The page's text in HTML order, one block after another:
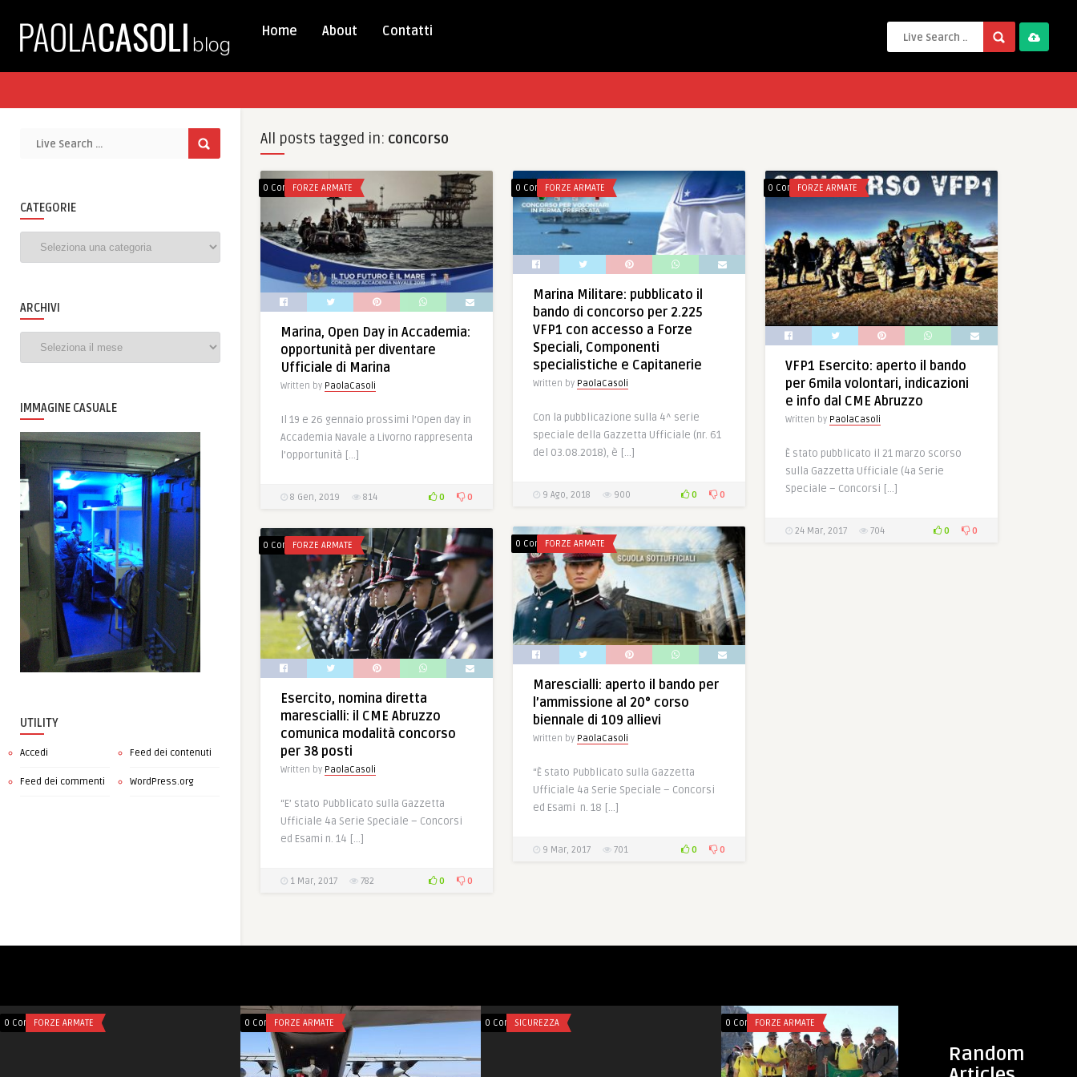
Home About Contatti
CATEGORIE
ARCHIVI
IMMAGINE CASUALE
UTILITY
Accedi Feed dei contenuti
Feed dei commenti WordPress.org
All posts tagged in: concorso
0 CommentsFORZE ARMATE
Marina, Open Day in Accademia:
opportunità per diventare
Ufficiale di Marina
Written by PaolaCasoli
Il 19 e 26 gennaio prossimi l’Open day in
Accademia Navale a Livorno rappresenta
l’opportunità […]
8 Gen, 2019 814 0 0
0 CommentsFORZE ARMATE
Marina Militare: pubblicato il
bando di concorso per 2.225
VFP1 con accesso a Forze
Speciali, Componenti
specialistiche e Capitanerie
Written by PaolaCasoli
Con la pubblicazione sulla 4^ serie
speciale della Gazzetta Ufficiale (nr. 61
del 03.08.2018), è […]
9 Ago, 2018 900 0 0
0 CommentsFORZE ARMATE
VFP1 Esercito: aperto il bando
per 6mila volontari, indicazioni
e info dal CME Abruzzo
Written by PaolaCasoli
È stato pubblicato il 21 marzo scorso
sulla Gazzetta Ufficiale (4a Serie
Speciale – Concorsi […]
24 Mar, 2017 704 0 0
0 CommentsFORZE ARMATE
Marescialli: aperto il bando per
l’ammissione al 20° corso
biennale di 109 allievi
Written by PaolaCasoli
“È stato Pubblicato sulla Gazzetta
Ufficiale 4a Serie Speciale – Concorsi
ed Esami n. 18 […]
9 Mar, 2017 701 0 0
0 CommentsFORZE ARMATE
Esercito, nomina diretta
marescialli: il CME Abruzzo
comunica modalità concorso
per 38 posti
Written by PaolaCasoli
“E’ stato Pubblicato sulla Gazzetta
Ufficiale 4a Serie Speciale – Concorsi
ed Esami n. 14 […]
1 Mar, 2017 782 0 0
Random
0 CommentsFORZE ARMATE 0 CommentsFORZE ARMATE 0 Comments
SICUREZZA 0 CommentsFORZE ARMATE